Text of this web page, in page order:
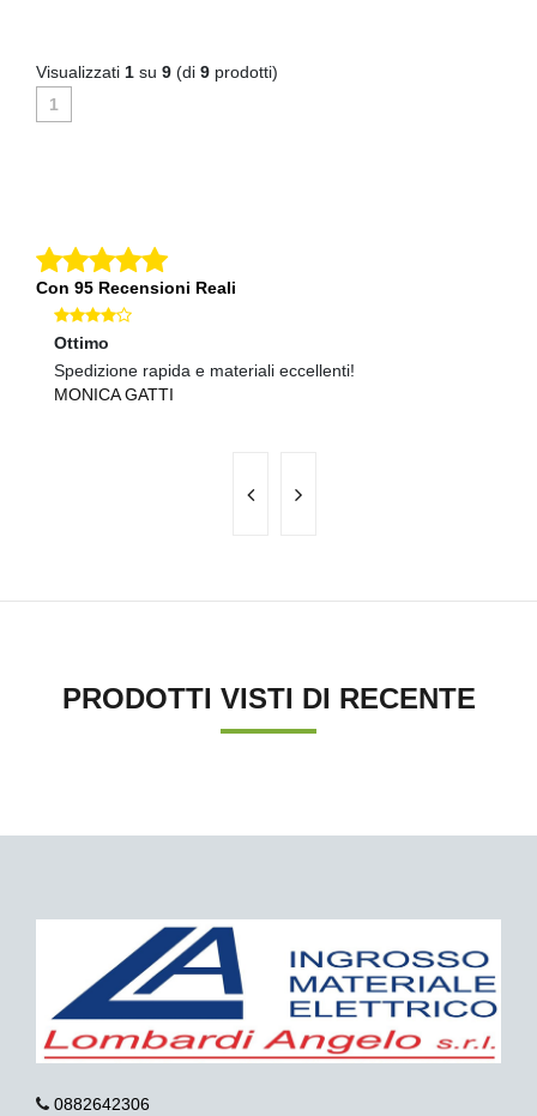
Visualizzati 1 su 9 (di 9 prodotti)
1
Con 95 Recensioni Reali
Ottimo
Spedizione rapida e materiali eccellenti!
MONICA GATTI
PRODOTTI VISTI DI RECENTE
0882642306